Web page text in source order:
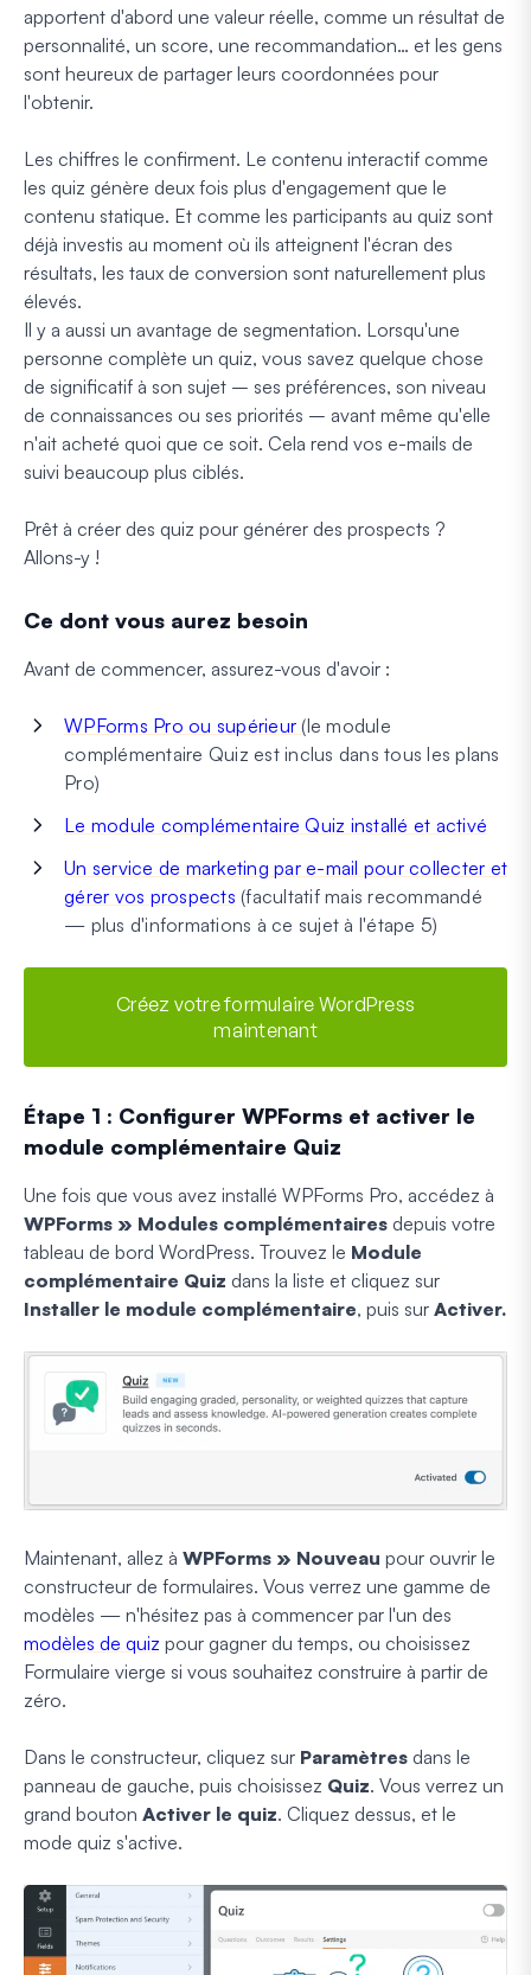
apportent d'abord une valeur réelle, comme un résultat de
personnalité, un score, une recommandation… et les gens
sont heureux de partager leurs coordonnées pour
l'obtenir.
Les chiffres le confirment. Le contenu interactif comme
les quiz génère deux fois plus d'engagement que le
contenu statique. Et comme les participants au quiz sont
déjà investis au moment où ils atteignent l'écran des
résultats, les taux de conversion sont naturellement plus
élevés.
Il y a aussi un avantage de segmentation. Lorsqu'une
personne complète un quiz, vous savez quelque chose
de significatif à son sujet – ses préférences, son niveau
de connaissances ou ses priorités – avant même qu'elle
n'ait acheté quoi que ce soit. Cela rend vos e-mails de
suivi beaucoup plus ciblés.
Prêt à créer des quiz pour générer des prospects ?
Allons-y !
Ce dont vous aurez besoin
Avant de commencer, assurez-vous d'avoir :
WPForms Pro ou supérieur(le module
complémentaire Quiz est inclus dans tous les plans
Pro)
Le module complémentaire Quiz installé et activé
Un service de marketing par e-mail pour collecter et
gérer vos prospects (facultatif mais recommandé
— plus d'informations à ce sujet à l'étape 5)
Créez votre formulaire WordPress
maintenant
Étape 1 : Configurer WPForms et activer le
module complémentaire Quiz
Une fois que vous avez installé WPForms Pro, accédez à
WPForms » Modules complémentaires depuis votre
tableau de bord WordPress. Trouvez le Module
complémentaire Quiz dans la liste et cliquez sur
Installer le module complémentaire, puis sur Activer.
Maintenant, allez à WPForms » Nouveau pour ouvrir le
constructeur de formulaires. Vous verrez une gamme de
modèles — n'hésitez pas à commencer par l'un des
modèles de quiz pour gagner du temps, ou choisissez
Formulaire vierge si vous souhaitez construire à partir de
zéro.
Dans le constructeur, cliquez sur Paramètres dans le
panneau de gauche, puis choisissez Quiz. Vous verrez un
grand bouton Activer le quiz. Cliquez dessus, et le
mode quiz s'active.